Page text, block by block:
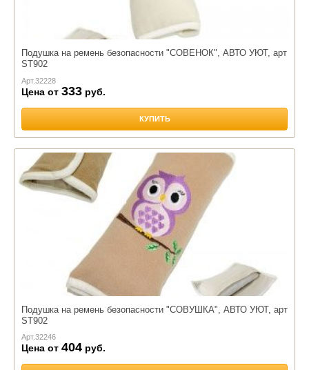
Подушка на ремень безопасности "CОВЕНОК", АВТО УЮТ, арт
ST902
Арт.32228
Цена от 333 руб.
КУПИТЬ
Подушка на ремень безопасности "СОВУШКА", АВТО УЮТ, арт
ST902
Арт.32246
Цена от 404 руб.